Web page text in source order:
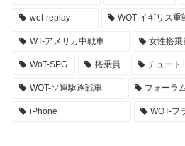
wot-replay WOT-イギリス重
WT-アメリカ中戦車 女性搭乗
WoT-SPG 搭乗員 チュート
WOT-ソ連駆逐戦車 フォーラ
iPhone WOT-フ